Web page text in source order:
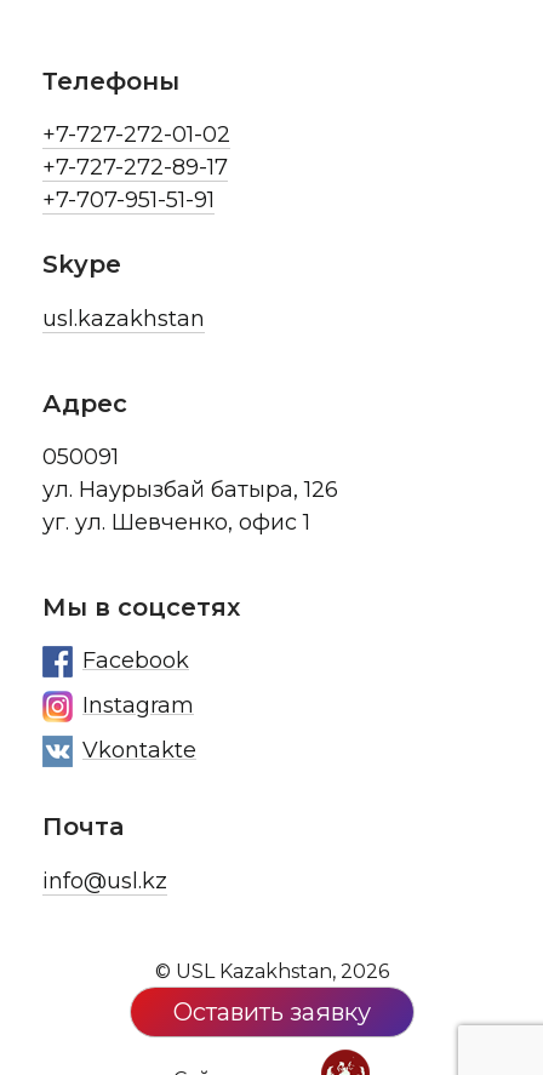
Мы в соцсетях
Facebook
Instagram
Vkontakte
Почта
info@usl.kz
Адрес
050091
ул. Наурызбай батыра, 126
уг. ул. Шевченко, офис 1
Телефоны
+7-727-272-01-02
+7-727-272-89-17
+7-707-951-51-91
Skype
usl.kazakhstan
© USL Kazakhstan, 2026
Оставить заявку